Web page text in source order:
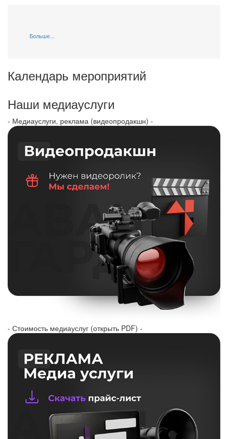
Больше...
Календарь мероприятий
Наши медиауслуги
- Медиауслуги, реклама (видеопродакшн) -
- Стоимость медиауслуг (открыть PDF) -